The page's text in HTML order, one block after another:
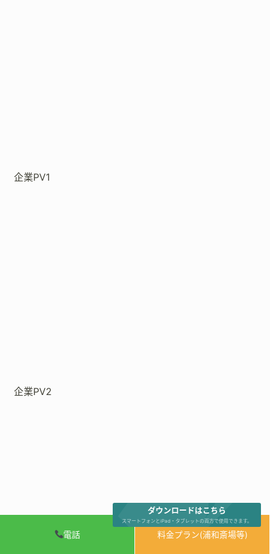
電話 料金プラン(浦和斎場等)
企業PV1
企業PV2
ダウンロードはこちら
スマートフォンとiPad・タブレットの両方で使用できます。